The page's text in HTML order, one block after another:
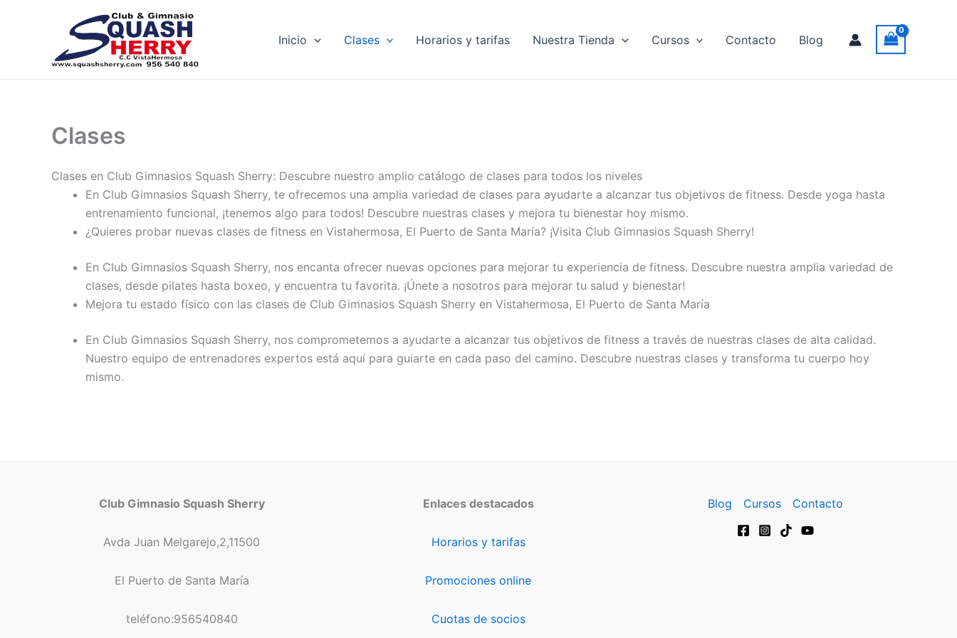
Inicio Clases Horarios y tarifas Nuestra Tienda Cursos Contacto Blog
Clases
Clases en Club Gimnasios Squash Sherry: Descubre nuestro amplio catálogo de clases para todos los niveles
En Club Gimnasios Squash Sherry, te ofrecemos una amplia variedad de clases para ayudarte a alcanzar tus objetivos de fitness. Desde yoga hasta
entrenamiento funcional, ¡tenemos algo para todos! Descubre nuestras clases y mejora tu bienestar hoy mismo.
¿Quieres probar nuevas clases de fitness en Vistahermosa, El Puerto de Santa María? ¡Visita Club Gimnasios Squash Sherry!
En Club Gimnasios Squash Sherry, nos encanta ofrecer nuevas opciones para mejorar tu experiencia de fitness. Descubre nuestra amplia variedad de
clases, desde pilates hasta boxeo, y encuentra tu favorita. ¡Únete a nosotros para mejorar tu salud y bienestar!
Mejora tu estado físico con las clases de Club Gimnasios Squash Sherry en Vistahermosa, El Puerto de Santa María
En Club Gimnasios Squash Sherry, nos comprometemos a ayudarte a alcanzar tus objetivos de fitness a través de nuestras clases de alta calidad.
Nuestro equipo de entrenadores expertos está aquí para guiarte en cada paso del camino. Descubre nuestras clases y transforma tu cuerpo hoy
mismo.
Club Gimnasio Squash Sherry
Avda Juan Melgarejo,2,11500
El Puerto de Santa María
teléfono:956540840
Enlaces destacados
Horarios y tarifas
Promociones online
Cuotas de socios
Blog Cursos Contacto